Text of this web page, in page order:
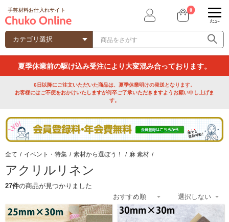
手芸材料お仕入れサイト 0
ﾒﾆｭｰ
夏季休業前の駆け込み受注により大変混み合っております。
6日以降にご注文いただいた商品は、夏季休業明けの発送となります。
お客様にはご不便をおかけいたしますが何卒ご了承いただきますようお願い申し上げま
す。
全て / イベント・特集 / 素材から選ぼう！ / 麻 素材 /
アクリルリネン
27件の商品が見つかりました